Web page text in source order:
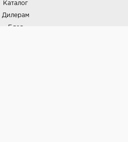
Каталог
Дилерам
Блог